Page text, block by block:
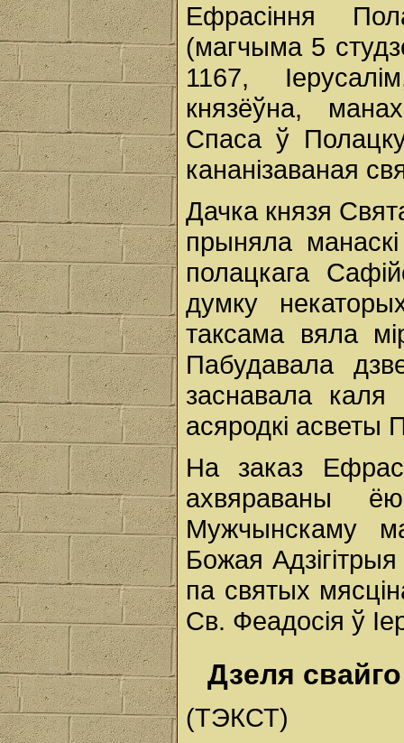
Ефрасіння
(магчыма 5
1167,
князёўна,
Спаса ў
кананізаваная
Дачка князя
прыняла
полацкага
думку
таксама вяла
Пабудавала
заснавала
асяродкі асветы
На заказ
ахвяраваны
Мужчынскаму
Божая
па святых
Св. Феадосія ў
Дзеля
(ТЭКСТ)